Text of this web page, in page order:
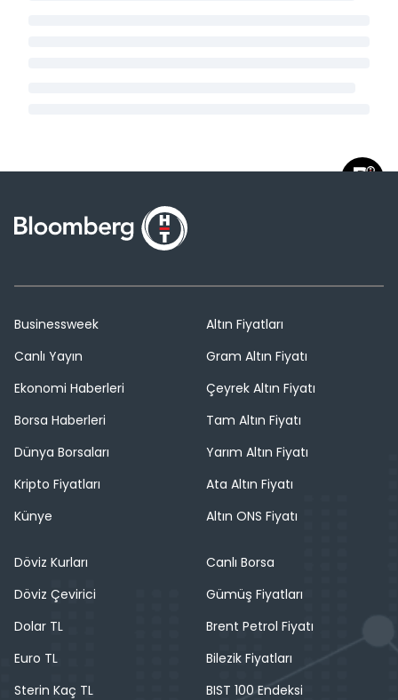
Businessweek
Canlı Yayın
Ekonomi Haberleri
Borsa Haberleri
Dünya Borsaları
Kripto Fiyatları
Künye
Altın Fiyatları
Gram Altın Fiyatı
Çeyrek Altın Fiyatı
Tam Altın Fiyatı
Yarım Altın Fiyatı
Ata Altın Fiyatı
Altın ONS Fiyatı
Döviz Kurları
Döviz Çevirici
Dolar TL
Euro TL
Sterin Kaç TL
Canlı Borsa
Gümüş Fiyatları
Brent Petrol Fiyatı
Bilezik Fiyatları
BIST 100 Endeksi